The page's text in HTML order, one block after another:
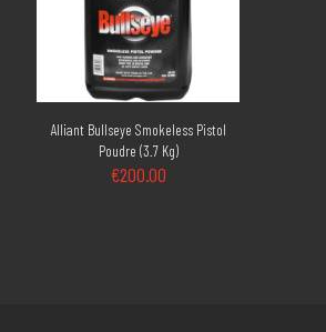
Alliant Bullseye Smokeless Pistol
Poudre (3.7 Kg)
€200.00